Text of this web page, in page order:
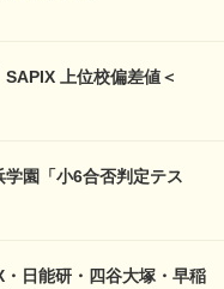
上位校偏差値＜
園「小6合否判定テス
・日能研・四谷大塚・早稲